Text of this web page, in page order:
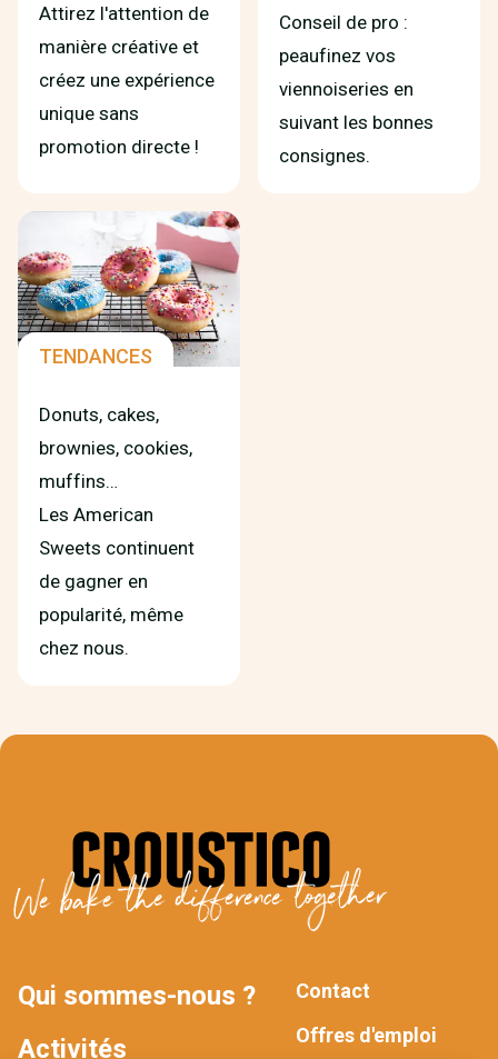
Attirez l'attention de
manière créative et
créez une expérience
unique sans
promotion directe !
Conseil de pro :
peaufinez vos
viennoiseries en
suivant les bonnes
consignes.
TENDANCES
Donuts, cakes,
brownies, cookies,
muffins…
Les American
Sweets continuent
de gagner en
popularité, même
chez nous.
We bake the difference together
MAIN
Qui sommes-nous ?
Activités
FOOTER
Contact
Offres d'emploi